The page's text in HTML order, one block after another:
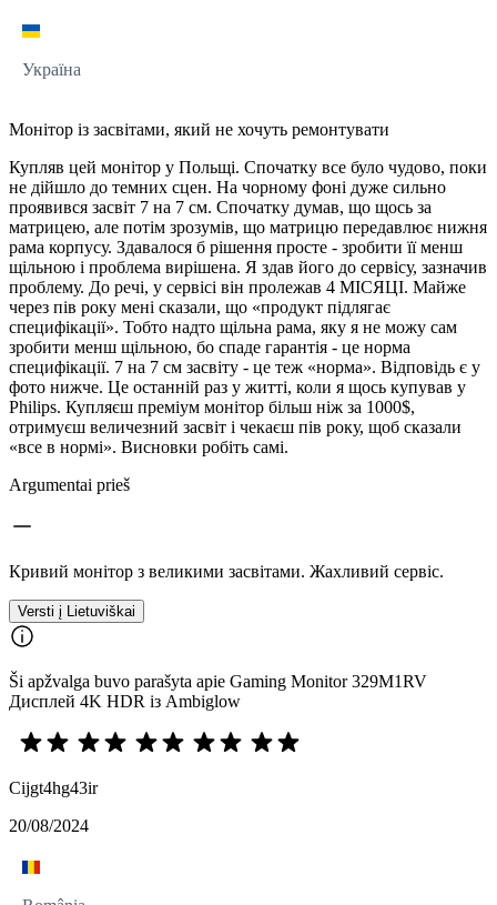
Україна
Монітор із засвітами, який не хочуть ремонтувати
Купляв цей монітор у Польщі. Спочатку все було чудово, поки
не дійшло до темних сцен. На чорному фоні дуже сильно
проявився засвіт 7 на 7 см. Спочатку думав, що щось за
матрицею, але потім зрозумів, що матрицю передавлює нижня
рама корпусу. Здавалося б рішення просте - зробити її менш
щільною і проблема вирішена. Я здав його до сервісу, зазначив
проблему. До речі, у сервісі він пролежав 4 МІСЯЦІ. Майже
через пів року мені сказали, що «продукт підлягає
специфікації». Тобто надто щільна рама, яку я не можу сам
зробити менш щільною, бо спаде гарантія - це норма
специфікації. 7 на 7 см засвіту - це теж «норма». Відповідь є у
фото нижче. Це останній раз у житті, коли я щось купував у
Philips. Купляєш преміум монітор більш ніж за 1000$,
отримуєш величезний засвіт і чекаєш пів року, щоб сказали
«все в нормі». Висновки робіть самі.
Argumentai prieš
Кривий монітор з великими засвітами. Жахливий сервіс.
Versti į Lietuviškai
Ši apžvalga buvo parašyta apie Gaming Monitor 329M1RV
Дисплей 4K HDR із Ambiglow
Cijgt4hg43ir
20/08/2024